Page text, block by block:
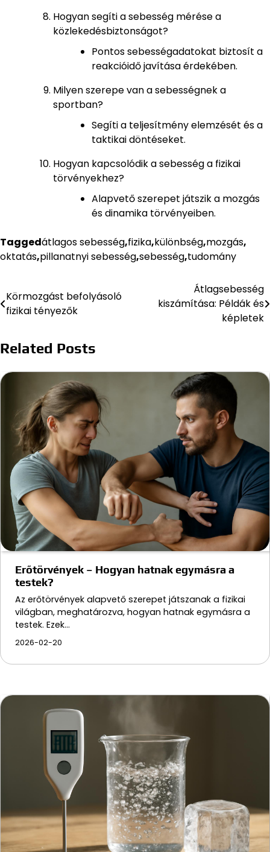
Hogyan segíti a sebesség mérése a
közlekedésbiztonságot?
Pontos sebességadatokat biztosít a
reakcióidő javítása érdekében.
Milyen szerepe van a sebességnek a
sportban?
Segíti a teljesítmény elemzését és a
taktikai döntéseket.
Hogyan kapcsolódik a sebesség a fizikai
törvényekhez?
Alapvető szerepet játszik a mozgás
és dinamika törvényeiben.
Taggedátlagos sebesség,fizika,különbség,mozgás,
oktatás,pillanatnyi sebesség,sebesség,tudomány
Bejegyzés
navigáció
Körmozgást befolyásoló
fizikai tényezők
Átlagsebesség
kiszámítása: Példák és
képletek
Related Posts
Erőtörvények – Hogyan hatnak egymásra a
testek?
Az erőtörvények alapvető szerepet játszanak a fizikai
világban, meghatározva, hogyan hatnak egymásra a
testek. Ezek…
2026-02-20